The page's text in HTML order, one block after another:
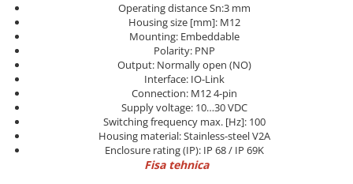
Accesorii generale
Sisteme servo ( Servo-Drivere si
Servo-Motoare )
Soft Startere
Comunicare Si Masurare
Encodere
Power meter
Regulatoare de temperatura si
Operating distance Sn:3 mm
Housing size [mm]: M12
Mounting: Embeddable
Polarity: PNP
Output: Normally open (NO)
Interface: IO-Link
Connection: M12 4-pin
Supply voltage: 10…30 VDC
Switching frequency max. [Hz]: 100
Housing material: Stainless-steel V2A
Enclosure rating (IP): IP 68 / IP 69K
Fisa tehnica